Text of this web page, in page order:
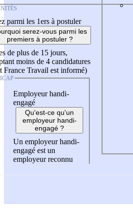
parmi les 1ers à postuler
serez-vous parmi les
premiers à postuler ?
de plus de 15 jours,
moins de 4 candidatures
France Travail est informé)
Employeur handi-
engagé
Qu'est-ce qu'un
employeur handi-
engagé ?
Un employeur handi-
engagé est un
employeur reconnu